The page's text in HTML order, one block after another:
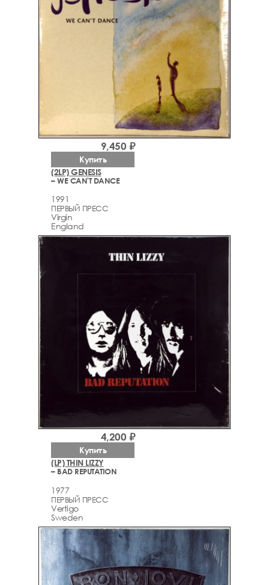
(2LP) GENESIS
– WE CAN'T DANCE
1991
ПЕРВЫЙ ПРЕСС
Virgin
England
9,450 ₽
Купить
(LP) THIN LIZZY
– BAD REPUTATION
1977
ПЕРВЫЙ ПРЕСС
Vertigo
Sweden
4,200 ₽
Купить